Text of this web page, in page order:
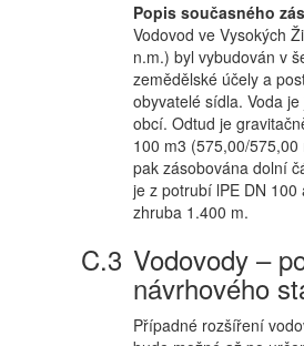
Popis současného
Vodovod ve Vysokých
n.m.) byl vybudován v
zemědělské účely a
obyvatelé sídla. Voda
obcí. Odtud je
100 m3 (575,00/
pak zásobována dolní
je z potrubí lPE DN
zhruba 1.400 m.
Vodovody –
návrhového
Případné rozšíření